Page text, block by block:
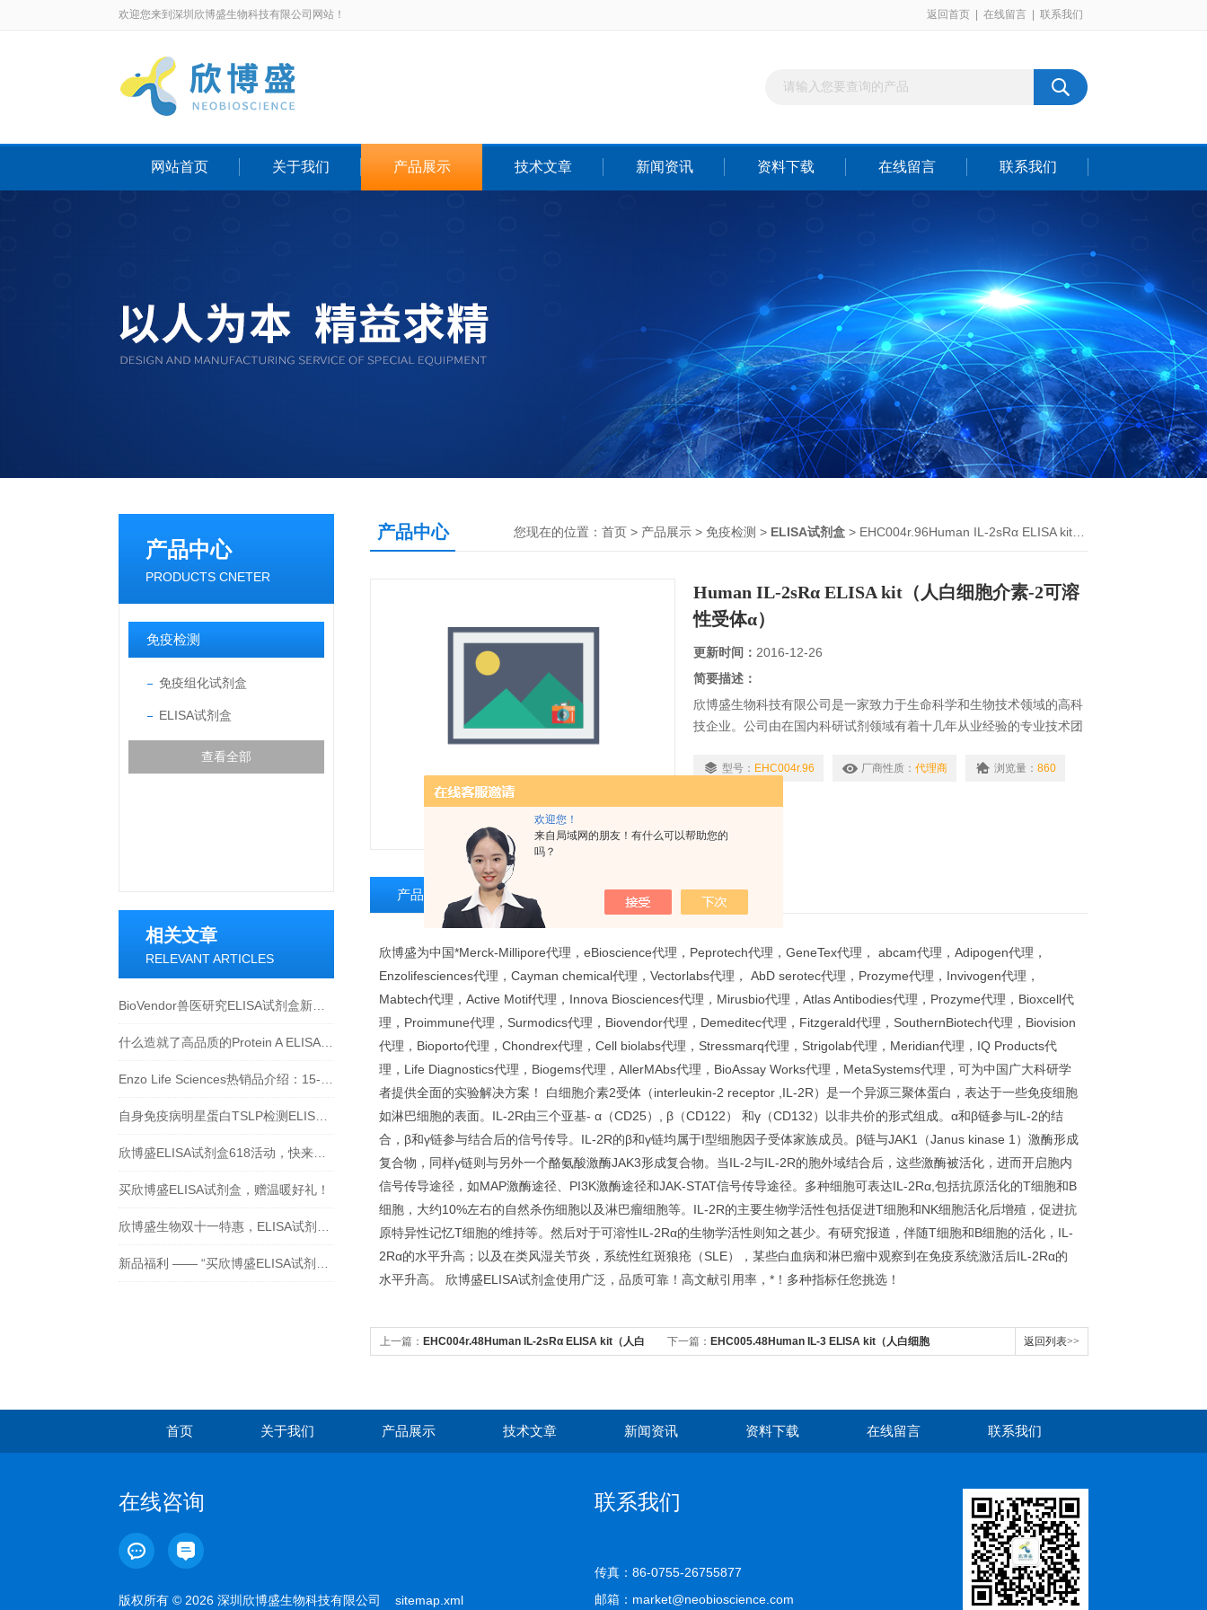
欢迎您！
来自局域网的朋友！有什么可以帮助您的
吗？
欢迎您来到深圳欣博盛生物科技有限公司网站！ 返回首页 在线留言 联系我们
网站首页 关于我们 产品展示 技术文章 新闻资讯 资料下载 在线留言 联系我们
产品中心
PRODUCTS CNETER
免疫检测
免疫组化试剂盒
ELISA试剂盒
查看全部
相关文章
RELEVANT ARTICLES
买欣博盛ELISA试剂盒，赠温暖好礼！
产品中心 您现在的位置： 首页 > 产品展示 > 免疫检测 > ELISA试剂盒 > EHC004r.96Human IL-2sRα ELISA kit（人白细胞介素-2可溶性受体α）
Human IL-2sRα ELISA kit（人白细胞介素-2可溶
性受体α）
更新时间： 2016-12-26
简要描述：
欣博盛生物科技有限公司是一家致力于生命科学和生物技术领域的高科
技企业。公司由在国内科研试剂领域有着十几年从业经验的专业技术团
剂盒等免疫学产品为主的生物试剂的研发与销售。
型号： EHC004r.96 厂商性质： 代理商 浏览量： 860
产品介绍 相关产品 留言询价
欣博盛为中国*Merck-Millipore代理，eBioscience代理，Peprotech代理，GeneTex代理， abcam代理，Adipogen代理，
Enzolifesciences代理，Cayman chemical代理，Vectorlabs代理， AbD serotec代理，Prozyme代理，Invivogen代理，
Mabtech代理，Active Motif代理，Innova Biosciences代理，Mirusbio代理，Atlas Antibodies代理，Prozyme代理，Bioxcell代
理，Proimmune代理，Surmodics代理，Biovendor代理，Demeditec代理，Fitzgerald代理，SouthernBiotech代理，Biovision
代理，Bioporto代理，Chondrex代理，Cell biolabs代理，Stressmarq代理，Strigolab代理，Meridian代理，IQ Products代
理，Life Diagnostics代理，Biogems代理，AllerMAbs代理，BioAssay Works代理，MetaSystems代理，可为中国广大科研学
者提供全面的实验解决方案！ 白细胞介素2受体（interleukin-2 receptor ,IL-2R）是一个异源三聚体蛋白，表达于一些免疫细胞
如淋巴细胞的表面。IL-2R由三个亚基- α（CD25）, β（CD122） 和γ（CD132）以非共价的形式组成。α和β链参与IL-2的结
合，β和γ链参与结合后的信号传导。IL-2R的β和γ链均属于I型细胞因子受体家族成员。β链与JAK1（Janus kinase 1）激酶形成
复合物，同样γ链则与另外一个酪氨酸激酶JAK3形成复合物。当IL-2与IL-2R的胞外域结合后，这些激酶被活化，进而开启胞内
信号传导途径，如MAP激酶途径、PI3K激酶途径和JAK-STAT信号传导途径。多种细胞可表达IL-2Rα,包括抗原活化的T细胞和B
细胞，大约10%左右的自然杀伤细胞以及淋巴瘤细胞等。IL-2R的主要生物学活性包括促进T细胞和NK细胞活化后增殖，促进抗
原特异性记忆T细胞的维持等。然后对于可溶性IL-2Rα的生物学活性则知之甚少。有研究报道，伴随T细胞和B细胞的活化，IL-
2Rα的水平升高；以及在类风湿关节炎，系统性红斑狼疮（SLE），某些白血病和淋巴瘤中观察到在免疫系统激活后IL-2Rα的
水平升高。 欣博盛ELISA试剂盒使用广泛，品质可靠！高文献引用率，*！多种指标任您挑选！
上一篇： EHC004r.48Human IL-2sRα ELISA kit（人白 下一篇： EHC005.48Human IL-3 ELISA kit（人白细胞 返回列表>>
首页 关于我们 产品展示 技术文章 新闻资讯 资料下载 在线留言 联系我们
在线咨询
版权所有 © 2026 深圳欣博盛生物科技有限公司 sitemap.xml
联系我们
传真：86-0755-26755877
邮箱：market@neobioscience.com